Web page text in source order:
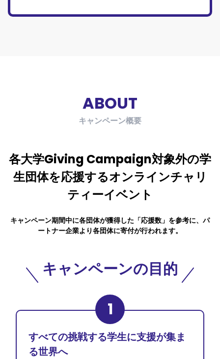
ABOUT
キャンペーン概要
各大学Giving Campaign対象外の学
生団体を応援するオンラインチャリ
ティーイベント
キャンペーン期間中に各団体が獲得した「応援数」を参考に、 パ
ートナー企業より各団体に寄付が行われます。
キャンペーンの目的
1
すべての挑戦する学生に支援が集ま
る世界へ